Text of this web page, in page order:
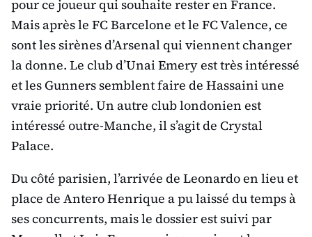
pour ce joueur qui souhaite rester en France.
Mais après le FC Barcelone et le FC Valence, ce
sont les sirènes d’Arsenal qui viennent changer
la donne. Le club d’Unai Emery est très intéressé
et les Gunners semblent faire de Hassaini une
vraie priorité. Un autre club londonien est
intéressé outre-Manche, il s’agit de Crystal
Palace.
Du côté parisien, l’arrivée de Leonardo en lieu et
place de Antero Henrique a pu laissé du temps à
ses concurrents, mais le dossier est suivi par